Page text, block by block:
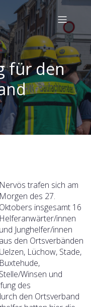
für den
Nervös trafen sich am
Morgen des 27.
Oktobers insgesamt 16
Helferanwärter/innen
und Junghelfer/innen
aus den Ortsverbänden
Uelzen, Lüchow, Stade,
Buxtehude,
Stelle/Winsen und
des
den Ortsverband